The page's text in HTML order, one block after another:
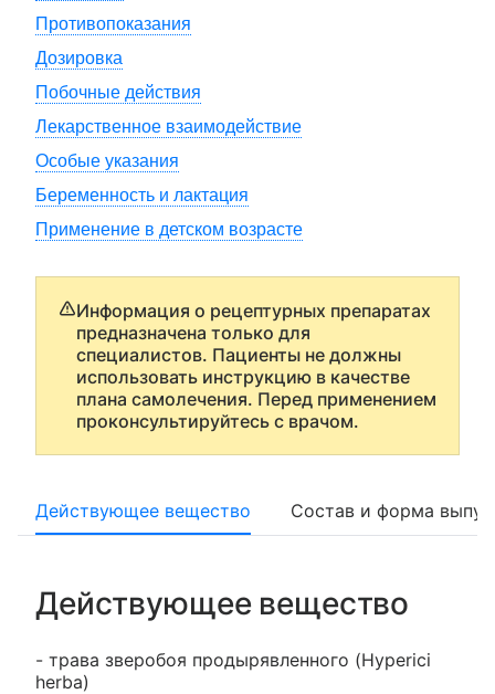
Противопоказания
Дозировка
Побочные действия
Лекарственное взаимодействие
Особые указания
Беременность и лактация
Применение в детском возрасте
Информация о рецептурных препаратах
предназначена только для
специалистов. Пациенты не должны
использовать инструкцию в качестве
плана самолечения. Перед применением
проконсультируйтесь с врачом.
Действующее вещество Состав и форма
Действующее вещество
- трава зверобоя продырявленного (Hyperici
herba)